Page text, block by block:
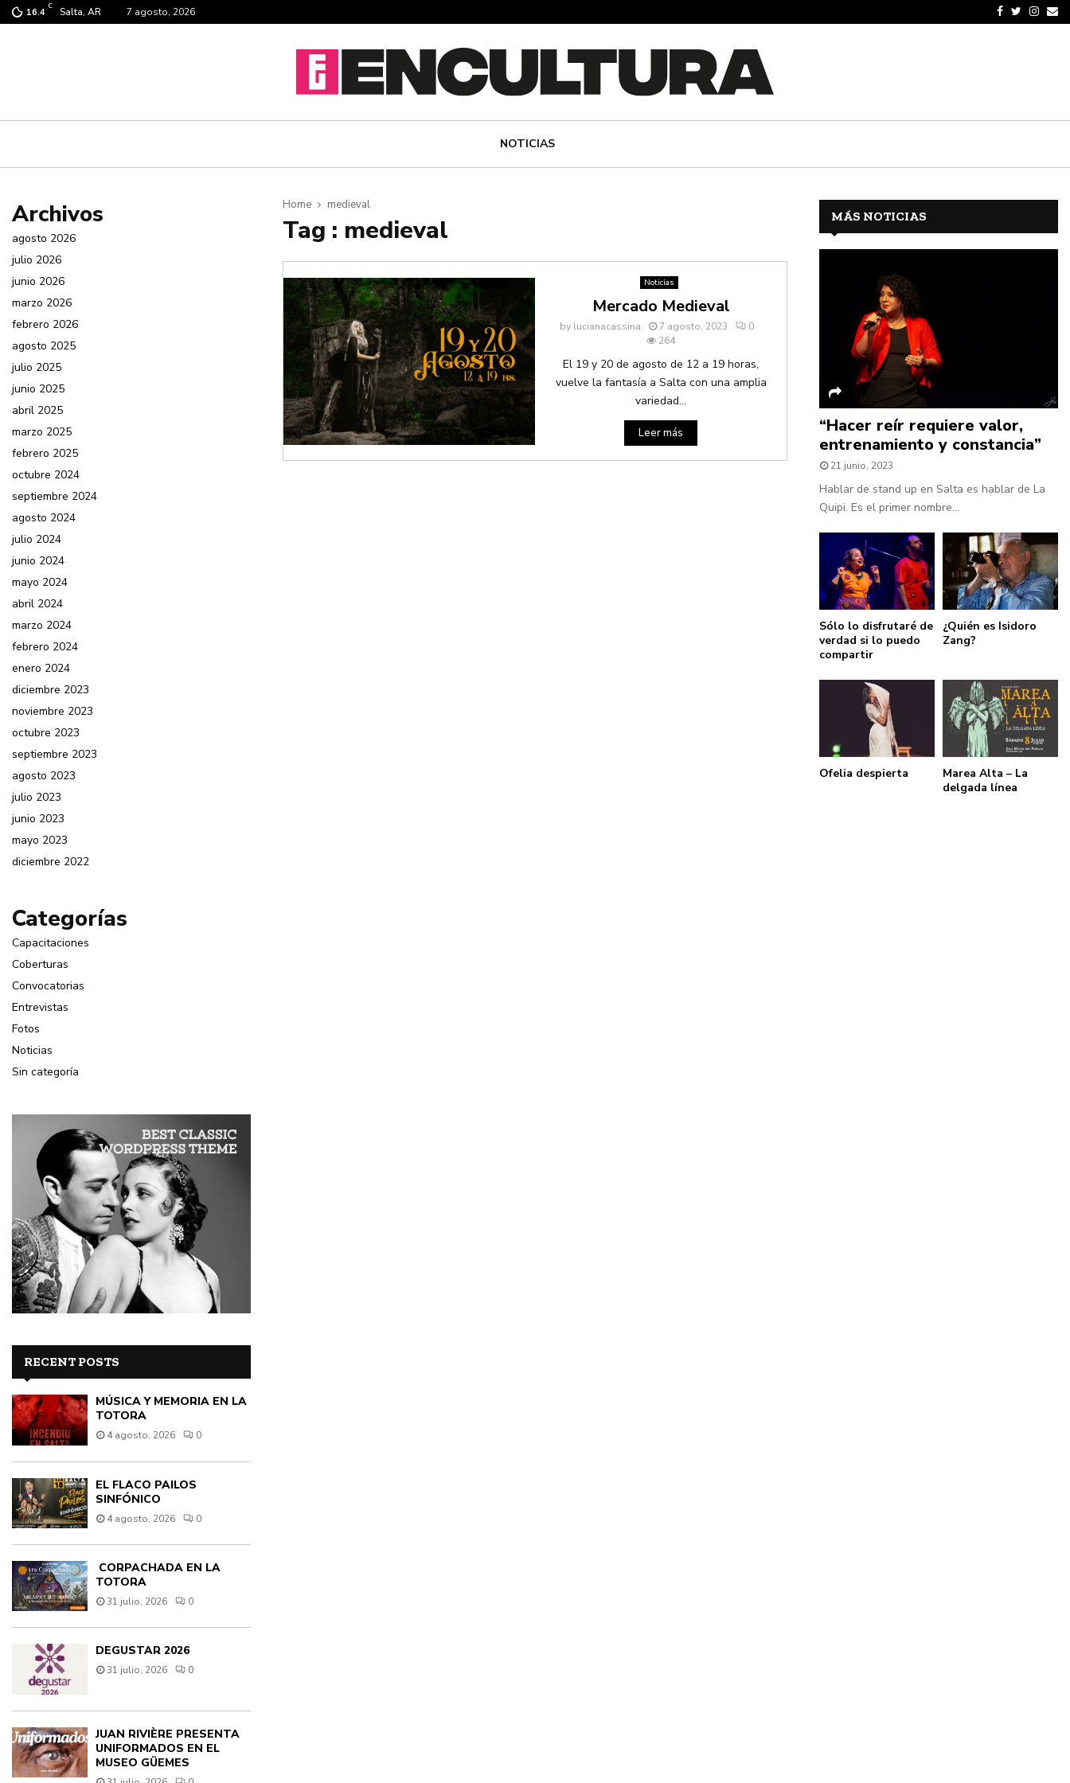
16.4
C Salta, AR 7 agosto, 2026
NOTICIAS
Home medieval
Tag : medieval
Noticias
Mercado Medieval
by lucianacassina 7 agosto, 2023
0
264
El 19 y 20 de agosto de 12 a 19 horas,
vuelve la fantasía a Salta con una amplia
variedad...
Leer más
Archivos
agosto 2026
julio 2026
junio 2026
marzo 2026
febrero 2026
agosto 2025
julio 2025
junio 2025
abril 2025
marzo 2025
febrero 2025
octubre 2024
septiembre 2024
agosto 2024
julio 2024
junio 2024
mayo 2024
abril 2024
marzo 2024
febrero 2024
enero 2024
diciembre 2023
noviembre 2023
octubre 2023
septiembre 2023
agosto 2023
julio 2023
junio 2023
mayo 2023
diciembre 2022
Categorías
Capacitaciones
Coberturas
Convocatorias
Entrevistas
Fotos
Noticias
Sin categoría
RECENT POSTS
MÚSICA Y MEMORIA EN LA
TOTORA
4 agosto, 2026 0
EL FLACO PAILOS
SINFÓNICO
4 agosto, 2026 0
CORPACHADA EN LA
TOTORA
31 julio, 2026 0
DEGUSTAR 2026
31 julio, 2026 0
JUAN RIVIÈRE PRESENTA
UNIFORMADOS EN EL
MUSEO GÜEMES
MÁS NOTICIAS
“Hacer reír requiere valor,
entrenamiento y constancia”
21 junio, 2023
Hablar de stand up en Salta es hablar de La
Quipi. Es el primer nombre...
Sólo lo disfrutaré de
verdad si lo puedo
compartir
¿Quién es Isidoro
Zang?
Ofelia despierta
Marea Alta – La
delgada línea